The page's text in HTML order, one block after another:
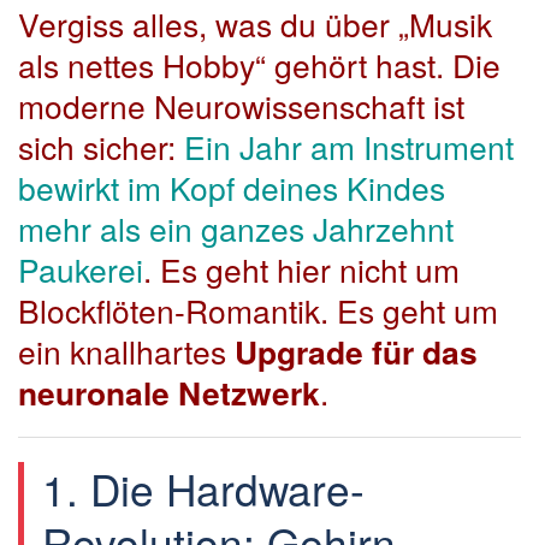
Vergiss alles, was du über „Musik
als nettes Hobby“ gehört hast. Die
moderne Neurowissenschaft ist
sich sicher: Ein Jahr am Instrument
bewirkt im Kopf deines Kindes
mehr als ein ganzes Jahrzehnt
Paukerei. Es geht hier nicht um
Blockflöten-Romantik. Es geht um
ein knallhartes Upgrade für das
neuronale Netzwerk.
1. Die Hardware-